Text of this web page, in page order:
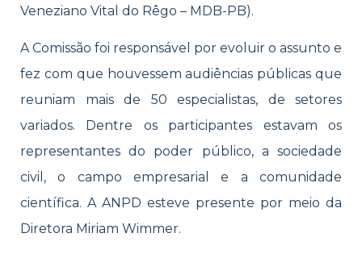
Veneziano Vital do Rêgo – MDB-PB).
A Comissão foi responsável por evoluir o assunto e
fez com que houvessem audiências públicas que
reuniam mais de 50 especialistas, de setores
variados. Dentre os participantes estavam os
representantes do poder público, a sociedade
civil, o campo empresarial e a comunidade
científica. A ANPD esteve presente por meio da
Diretora Miriam Wimmer.